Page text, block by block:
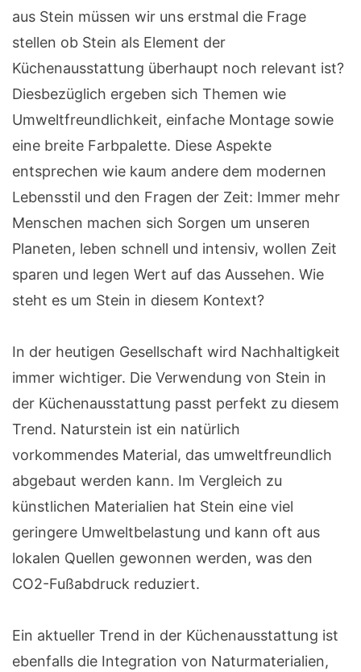
aus Stein müssen wir uns erstmal die Frage
stellen ob Stein als Element der
Küchenausstattung überhaupt noch relevant ist?
Diesbezüglich ergeben sich Themen wie
Umweltfreundlichkeit, einfache Montage sowie
eine breite Farbpalette. Diese Aspekte
entsprechen wie kaum andere dem modernen
Lebensstil und den Fragen der Zeit: Immer mehr
Menschen machen sich Sorgen um unseren
Planeten, leben schnell und intensiv, wollen Zeit
sparen und legen Wert auf das Aussehen. Wie
steht es um Stein in diesem Kontext?
In der heutigen Gesellschaft wird Nachhaltigkeit
immer wichtiger. Die Verwendung von Stein in
der Küchenausstattung passt perfekt zu diesem
Trend. Naturstein ist ein natürlich
vorkommendes Material, das umweltfreundlich
abgebaut werden kann. Im Vergleich zu
künstlichen Materialien hat Stein eine viel
geringere Umweltbelastung und kann oft aus
lokalen Quellen gewonnen werden, was den
CO2-Fußabdruck reduziert.
Ein aktueller Trend in der Küchenausstattung ist
ebenfalls die Integration von Naturmaterialien,